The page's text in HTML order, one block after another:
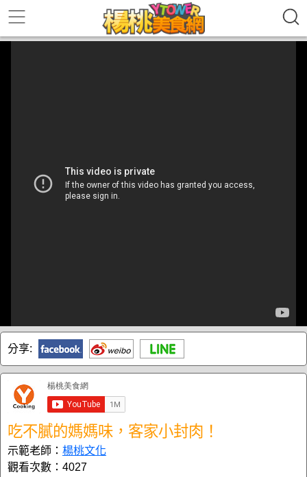
分享:
吃不膩的媽媽味，客家小封肉！
示範老師： 楊桃文化
觀看次數：4027